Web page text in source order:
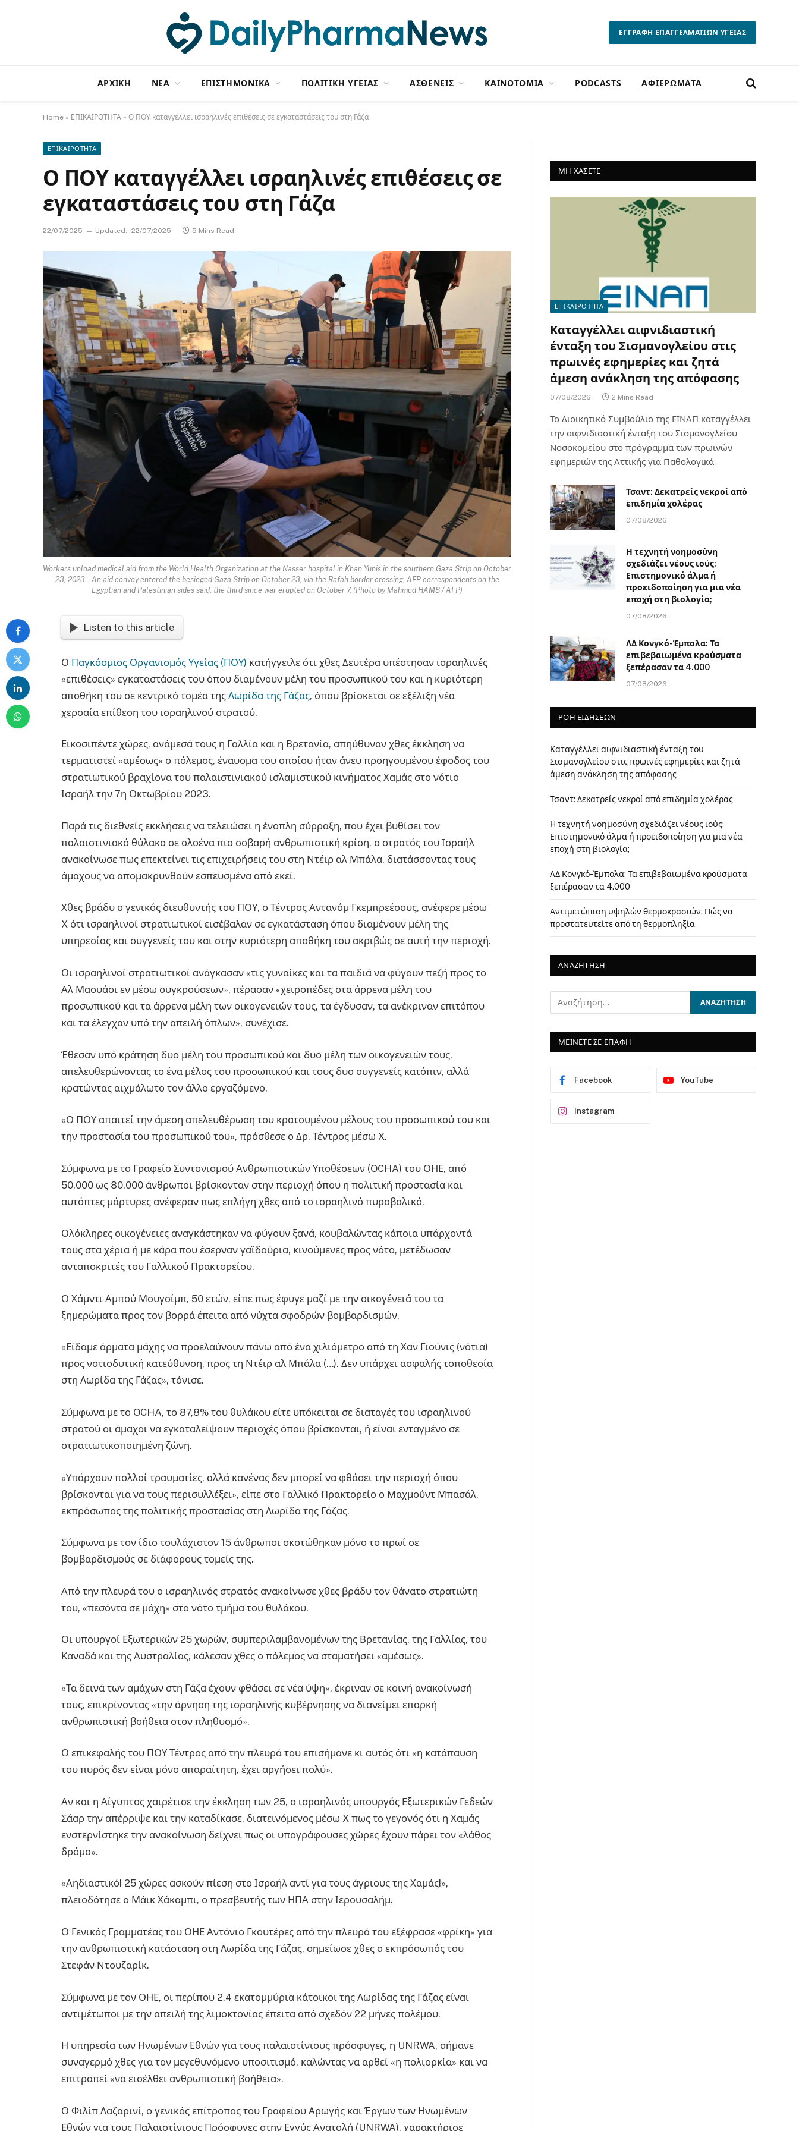
ΕΓΓΡΑΦΗ ΕΠΑΓΓΕΛΜΑΤΙΩΝ ΥΓΕΙΑΣ
ΑΡΧΙΚΗ NΕΑ ΕΠΙΣΤΗΜΟΝΙΚΑ ΠΟΛΙΤΙΚΗ ΥΓΕΙΑΣ ΑΣΘΕΝΕΙΣ ΚΑΙΝΟΤΟΜΙΑ PODCASTS ΑΦΙΕΡΩΜΑΤΑ
Home » ΕΠΙΚΑΙΡΟΤΗΤΑ » Ο ΠΟΥ καταγγέλλει ισραηλινές επιθέσεις σε εγκαταστάσεις του στη Γάζα
ΕΠΙΚΑΙΡΟΤΗΤΑ
Ο ΠΟΥ καταγγέλλει ισραηλινές επιθέσεις σε
εγκαταστάσεις του στη Γάζα
22/07/2025 Updated: 22/07/2025 5 Mins Read
Workers unload medical aid from the World Health Organization at the Nasser hospital in Khan Yunis in the southern Gaza Strip on October
23, 2023. - An aid convoy entered the besieged Gaza Strip on October 23, via the Rafah border crossing, AFP correspondents on the
Egyptian and Palestinian sides said, the third since war erupted on October 7. (Photo by Mahmud HAMS / AFP)
Listen to this article
Ο Παγκόσμιος Οργανισμός Υγείας (ΠΟΥ) κατήγγειλε ότι χθες Δευτέρα υπέστησαν ισραηλινές
«επιθέσεις» εγκαταστάσεις του όπου διαμένουν μέλη του προσωπικού του και η κυριότερη
αποθήκη του σε κεντρικό τομέα της Λωρίδα της Γάζας, όπου βρίσκεται σε εξέλιξη νέα
χερσαία επίθεση του ισραηλινού στρατού.
Εικοσιπέντε χώρες, ανάμεσά τους η Γαλλία και η Βρετανία, απηύθυναν χθες έκκληση να
τερματιστεί «αμέσως» ο πόλεμος, έναυσμα του οποίου ήταν άνευ προηγουμένου έφοδος του
στρατιωτικού βραχίονα του παλαιστινιακού ισλαμιστικού κινήματος Χαμάς στο νότιο
Ισραήλ την 7η Οκτωβρίου 2023.
Παρά τις διεθνείς εκκλήσεις να τελειώσει η ένοπλη σύρραξη, που έχει βυθίσει τον
παλαιστινιακό θύλακο σε ολοένα πιο σοβαρή ανθρωπιστική κρίση, ο στρατός του Ισραήλ
ανακοίνωσε πως επεκτείνει τις επιχειρήσεις του στη Ντέιρ αλ Μπάλα, διατάσσοντας τους
άμαχους να απομακρυνθούν εσπευσμένα από εκεί.
Χθες βράδυ ο γενικός διευθυντής του ΠΟΥ, ο Τέντρος Αντανόμ Γκεμπρεέσους, ανέφερε μέσω
X ότι ισραηλινοί στρατιωτικοί εισέβαλαν σε εγκατάσταση όπου διαμένουν μέλη της
υπηρεσίας και συγγενείς του και στην κυριότερη αποθήκη του ακριβώς σε αυτή την περιοχή.
Οι ισραηλινοί στρατιωτικοί ανάγκασαν «τις γυναίκες και τα παιδιά να φύγουν πεζή προς το
Αλ Μαουάσι εν μέσω συγκρούσεων», πέρασαν «χειροπέδες στα άρρενα μέλη του
προσωπικού και τα άρρενα μέλη των οικογενειών τους, τα έγδυσαν, τα ανέκριναν επιτόπου
και τα έλεγχαν υπό την απειλή όπλων», συνέχισε.
Έθεσαν υπό κράτηση δυο μέλη του προσωπικού και δυο μέλη των οικογενειών τους,
απελευθερώνοντας το ένα μέλος του προσωπικού και τους δυο συγγενείς κατόπιν, αλλά
κρατώντας αιχμάλωτο τον άλλο εργαζόμενο.
«Ο ΠΟΥ απαιτεί την άμεση απελευθέρωση του κρατουμένου μέλους του προσωπικού του και
την προστασία του προσωπικού του», πρόσθεσε ο Δρ. Τέντρος μέσω X.
Σύμφωνα με το Γραφείο Συντονισμού Ανθρωπιστικών Υποθέσεων (OCHA) του ΟΗΕ, από
50.000 ως 80.000 άνθρωποι βρίσκονταν στην περιοχή όπου η πολιτική προστασία και
αυτόπτες μάρτυρες ανέφεραν πως επλήγη χθες από το ισραηλινό πυροβολικό.
Ολόκληρες οικογένειες αναγκάστηκαν να φύγουν ξανά, κουβαλώντας κάποια υπάρχοντά
τους στα χέρια ή με κάρα που έσερναν γαϊδούρια, κινούμενες προς νότο, μετέδωσαν
ανταποκριτές του Γαλλικού Πρακτορείου.
Ο Χάμντι Αμπού Μουγσίμπ, 50 ετών, είπε πως έφυγε μαζί με την οικογένειά του τα
ξημερώματα προς τον βορρά έπειτα από νύχτα σφοδρών βομβαρδισμών.
«Είδαμε άρματα μάχης να προελαύνουν πάνω από ένα χιλιόμετρο από τη Χαν Γιούνις (νότια)
προς νοτιοδυτική κατεύθυνση, προς τη Ντέιρ αλ Μπάλα (…). Δεν υπάρχει ασφαλής τοποθεσία
στη Λωρίδα της Γάζας», τόνισε.
Σύμφωνα με το OCHA, το 87,8% του θυλάκου είτε υπόκειται σε διαταγές του ισραηλινού
στρατού οι άμαχοι να εγκαταλείψουν περιοχές όπου βρίσκονται, ή είναι ενταγμένο σε
στρατιωτικοποιημένη ζώνη.
«Υπάρχουν πολλοί τραυματίες, αλλά κανένας δεν μπορεί να φθάσει την περιοχή όπου
βρίσκονται για να τους περισυλλέξει», είπε στο Γαλλικό Πρακτορείο ο Μαχμούντ Μπασάλ,
εκπρόσωπος της πολιτικής προστασίας στη Λωρίδα της Γάζας.
Σύμφωνα με τον ίδιο τουλάχιστον 15 άνθρωποι σκοτώθηκαν μόνο το πρωί σε
βομβαρδισμούς σε διάφορους τομείς της.
Από την πλευρά του ο ισραηλινός στρατός ανακοίνωσε χθες βράδυ τον θάνατο στρατιώτη
του, «πεσόντα σε μάχη» στο νότο τμήμα του θυλάκου.
Οι υπουργοί Εξωτερικών 25 χωρών, συμπεριλαμβανομένων της Βρετανίας, της Γαλλίας, του
Καναδά και της Αυστραλίας, κάλεσαν χθες ο πόλεμος να σταματήσει «αμέσως».
«Τα δεινά των αμάχων στη Γάζα έχουν φθάσει σε νέα ύψη», έκριναν σε κοινή ανακοίνωσή
τους, επικρίνοντας «την άρνηση της ισραηλινής κυβέρνησης να διανείμει επαρκή
ανθρωπιστική βοήθεια στον πληθυσμό».
Ο επικεφαλής του ΠΟΥ Τέντρος από την πλευρά του επισήμανε κι αυτός ότι «η κατάπαυση
του πυρός δεν είναι μόνο απαραίτητη, έχει αργήσει πολύ».
Αν και η Αίγυπτος χαιρέτισε την έκκληση των 25, ο ισραηλινός υπουργός Εξωτερικών Γεδεών
Σάαρ την απέρριψε και την καταδίκασε, διατεινόμενος μέσω X πως το γεγονός ότι η Χαμάς
ενστερνίστηκε την ανακοίνωση δείχνει πως οι υπογράφουσες χώρες έχουν πάρει τον «λάθος
δρόμο».
«Αηδιαστικό! 25 χώρες ασκούν πίεση στο Ισραήλ αντί για τους άγριους της Χαμάς!»,
πλειοδότησε ο Μάικ Χάκαμπι, ο πρεσβευτής των ΗΠΑ στην Ιερουσαλήμ.
Ο Γενικός Γραμματέας του ΟΗΕ Αντόνιο Γκουτέρες από την πλευρά του εξέφρασε «φρίκη» για
την ανθρωπιστική κατάσταση στη Λωρίδα της Γάζας, σημείωσε χθες ο εκπρόσωπός του
Στεφάν Ντουζαρίκ.
Σύμφωνα με τον ΟΗΕ, οι περίπου 2,4 εκατομμύρια κάτοικοι της Λωρίδας της Γάζας είναι
αντιμέτωποι με την απειλή της λιμοκτονίας έπειτα από σχεδόν 22 μήνες πολέμου.
Η υπηρεσία των Ηνωμένων Εθνών για τους παλαιστίνιους πρόσφυγες, η UNRWA, σήμανε
συναγερμό χθες για τον μεγεθυνόμενο υποσιτισμό, καλώντας να αρθεί «η πολιορκία» και να
επιτραπεί «να εισέλθει ανθρωπιστική βοήθεια».
Ο Φιλίπ Λαζαρινί, ο γενικός επίτροπος του Γραφείου Αρωγής και Έργων των Ηνωμένων
Εθνών για τους Παλαιστίνιους Πρόσφυγες στην Εγγύς Ανατολή (UNRWA), χαρακτήρισε
ΜΗ ΧΑΣΕΤΕ
ΕΠΙΚΑΙΡΟΤΗΤΑ
Καταγγέλλει αιφνιδιαστική
ένταξη του Σισμανογλείου στις
πρωινές εφημερίες και ζητά
άμεση ανάκληση της απόφασης
07/08/2026 2 Mins Read
Το Διοικητικό Συμβούλιο της ΕΙΝΑΠ καταγγέλλει
την αιφνιδιαστική ένταξη του Σισμανογλείου
Νοσοκομείου στο πρόγραμμα των πρωινών
εφημεριών της Αττικής για Παθολογικά
Τσαντ: Δεκατρείς νεκροί από
επιδημία χολέρας
07/08/2026
Η τεχνητή νοημοσύνη
σχεδιάζει νέους ιούς:
Επιστημονικό άλμα ή
προειδοποίηση για μια νέα
εποχή στη βιολογία;
07/08/2026
ΛΔ Κονγκό-Έμπολα: Τα
επιβεβαιωμένα κρούσματα
ξεπέρασαν τα 4.000
07/08/2026
ΡΟΗ ΕΙΔΗΣΕΩΝ
Καταγγέλλει αιφνιδιαστική ένταξη του
Σισμανογλείου στις πρωινές εφημερίες και ζητά
άμεση ανάκληση της απόφασης
Τσαντ: Δεκατρείς νεκροί από επιδημία χολέρας
Η τεχνητή νοημοσύνη σχεδιάζει νέους ιούς:
Επιστημονικό άλμα ή προειδοποίηση για μια νέα
εποχή στη βιολογία;
ΛΔ Κονγκό-Έμπολα: Τα επιβεβαιωμένα κρούσματα
ξεπέρασαν τα 4.000
Αντιμετώπιση υψηλών θερμοκρασιών: Πώς να
προστατευτείτε από τη θερμοπληξία
ΑΝΑΖΗΤΗΣΗ
ΜΕΙΝΕΤΕ ΣΕ ΕΠΑΦΗ
Facebook YouTube
Instagram